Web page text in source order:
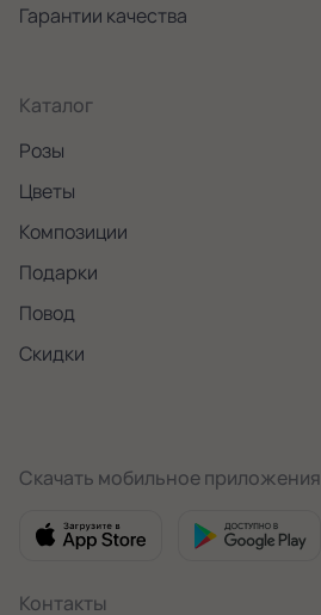
Гарантии качества
Каталог
Розы
Цветы
Композиции
Подарки
Повод
Скидки
Скачать мобильное приложения
Контакты